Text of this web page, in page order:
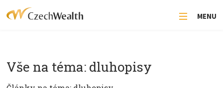
MENU
Vše na téma: dluhopisy